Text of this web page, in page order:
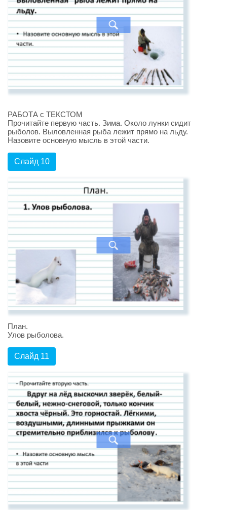
РАБОТА с ТЕКСТОМ
Прочитайте первую часть. Зима. Около лунки сидит
рыболов. Выловленная рыба лежит прямо на льду.
Назовите основную мысль в этой части.
Слайд 10
План.
Улов рыболова.
Слайд 11